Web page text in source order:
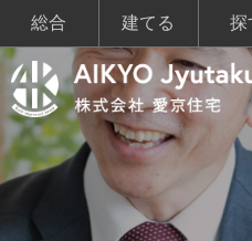
総合 建てる 探